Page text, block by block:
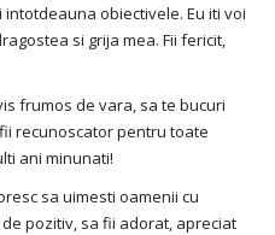
obiectivele. Eu iti voi
si grija mea. Fii fericit,
frumos de vara, sa te bucuri
recunoscator pentru toate
ani minunati!
sa uimesti oamenii cu
pozitiv, sa fii adorat, apreciat